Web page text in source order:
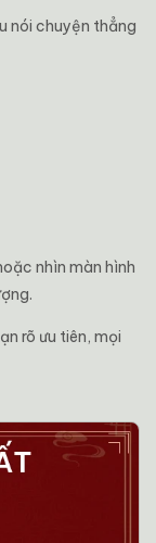
nói chuyện thẳng
nhìn màn hình
rõ ưu tiên, mọi